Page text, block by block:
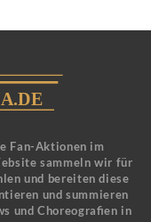
Fan-Aktionen im
sammeln wir für
und bereiten diese
und summieren
und Choreografien in